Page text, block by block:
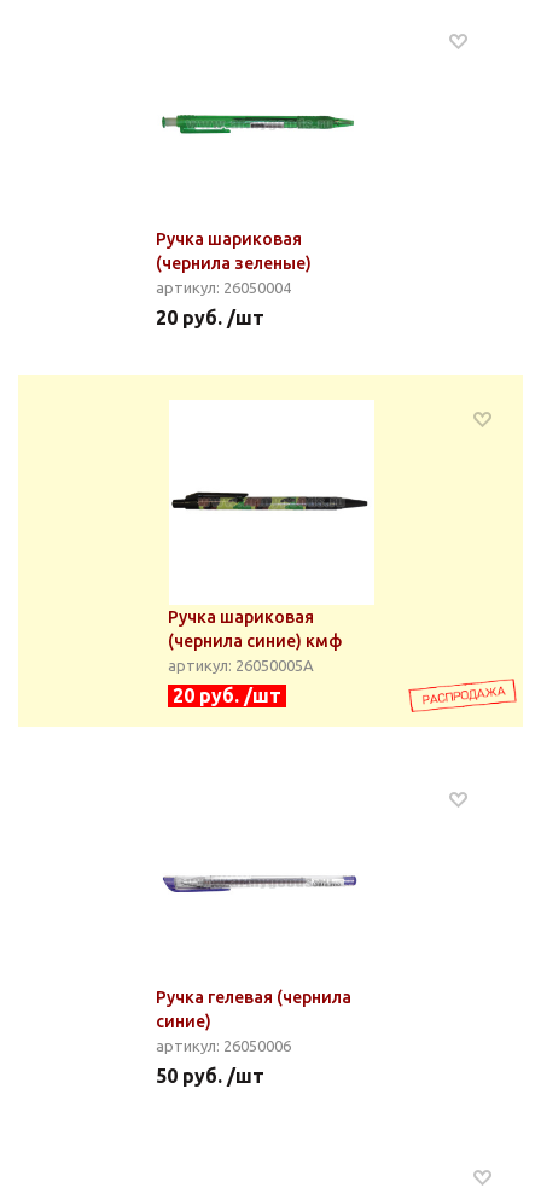
Ручка шариковая
(чернила зеленые)
артикул: 26050004
20 руб. /шт
Ручка шариковая
(чернила синие) кмф
артикул: 26050005А
20 руб. /шт
Ручка гелевая (чернила
синие)
артикул: 26050006
50 руб. /шт